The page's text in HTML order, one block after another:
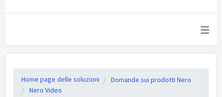
Home page delle soluzioni
Domande sui prodotti Nero
Nero Video